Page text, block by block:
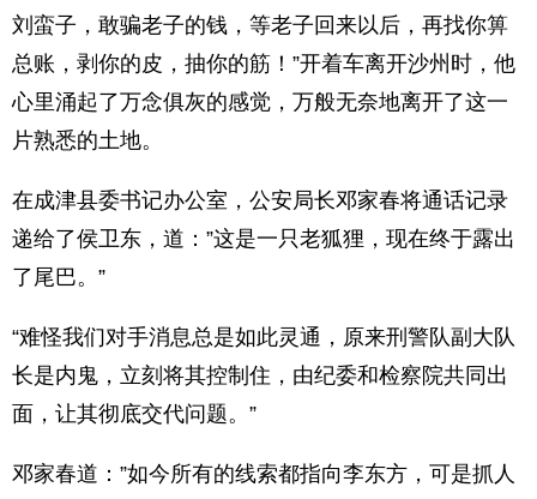
刘蛮子，敢骗老子的钱，等老子回来以后，再找你箅
总账，剥你的皮，抽你的筋！”开着车离开沙州时，他
心里涌起了万念俱灰的感觉，万般无奈地离开了这一
片熟悉的土地。
在成津县委书记办公室，公安局长邓家春将通话记录
递给了侯卫东，道：”这是一只老狐狸，现在终于露出
了尾巴。”
“难怪我们对手消息总是如此灵通，原来刑警队副大队
长是内鬼，立刻将其控制住，由纪委和检察院共同出
面，让其彻底交代问题。”
邓家春道：”如今所有的线索都指向李东方，可是抓人